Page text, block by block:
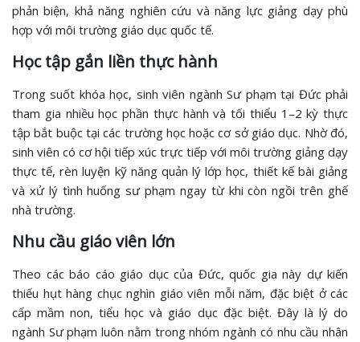
phản biện, khả năng nghiên cứu và năng lực giảng dạy phù
hợp với môi trường giáo dục quốc tế.
Học tập gắn liền thực hành
Trong suốt khóa học, sinh viên ngành Sư phạm tại Đức phải
tham gia nhiều học phần thực hành và tối thiểu 1–2 kỳ thực
tập bắt buộc tại các trường học hoặc cơ sở giáo dục. Nhờ đó,
sinh viên có cơ hội tiếp xúc trực tiếp với môi trường giảng dạy
thực tế, rèn luyện kỹ năng quản lý lớp học, thiết kế bài giảng
và xử lý tình huống sư phạm ngay từ khi còn ngồi trên ghế
nhà trường.
Nhu cầu giáo viên lớn
Theo các báo cáo giáo dục của Đức, quốc gia này dự kiến
thiếu hụt hàng chục nghìn giáo viên mỗi năm, đặc biệt ở các
cấp mầm non, tiểu học và giáo dục đặc biệt. Đây là lý do
ngành Sư phạm luôn nằm trong nhóm ngành có nhu cầu nhân